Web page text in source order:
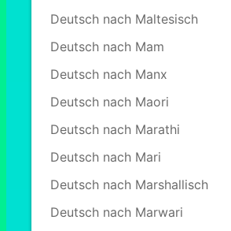
Deutsch nach Maltesisch
Deutsch nach Mam
Deutsch nach Manx
Deutsch nach Maori
Deutsch nach Marathi
Deutsch nach Mari
Deutsch nach Marshallisch
Deutsch nach Marwari